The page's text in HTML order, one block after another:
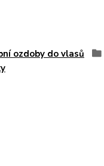
ozdoby do vlasů